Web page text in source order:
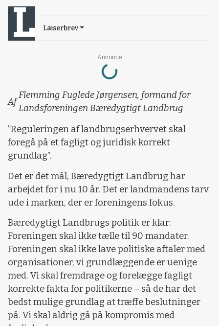
Annonce
Loading...
Læserbrev
Af
Flemming Fuglede Jørgensen, formand for
Landsforeningen Bæredygtigt Landbrug
”Reguleringen af landbrugserhvervet skal
foregå på et fagligt og juridisk korrekt
grundlag”.
Det er det mål, Bæredygtigt Landbrug har
arbejdet for i nu 10 år. Det er landmandens tarv
ude i marken, der er foreningens fokus.
Bæredygtigt Landbrugs politik er klar:
Foreningen skal ikke tælle til 90 mandater.
Foreningen skal ikke lave politiske aftaler med
organisationer, vi grundlæggende er uenige
med. Vi skal fremdrage og forelægge fagligt
korrekte fakta for politikerne – så de har det
bedst mulige grundlag at træffe beslutninger
på. Vi skal aldrig gå på kompromis med